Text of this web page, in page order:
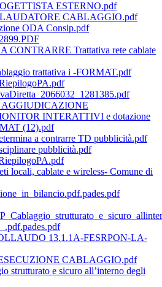
ESTERNO.pdf
CABLAGGIO.pdf
ODA Consip.pdf
CONTRARRE Trattativa rete cablate
trattativa i -FORMAT.pdf
AGGIUDICAZIONE
INTERATTIVI e dotazione
(12).pdf
a contrarre TD pubblicità.pdf
pubblicità.pdf
locali, cablate e wireless- Comune di
13.1.1A-FESRPON-LA-
CABLAGGIO.pdf
strutturato e sicuro all’interno degli